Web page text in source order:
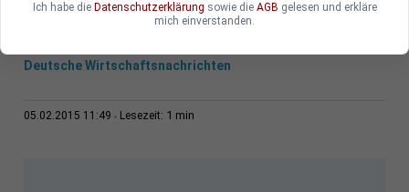
Deutsche Wirtschaftsnachrichten
05.02.2015 11:49 Lesezeit: 1 min
Ich habe die Datenschutzerklärung sowie die AGB gelesen und erkläre
mich einverstanden.